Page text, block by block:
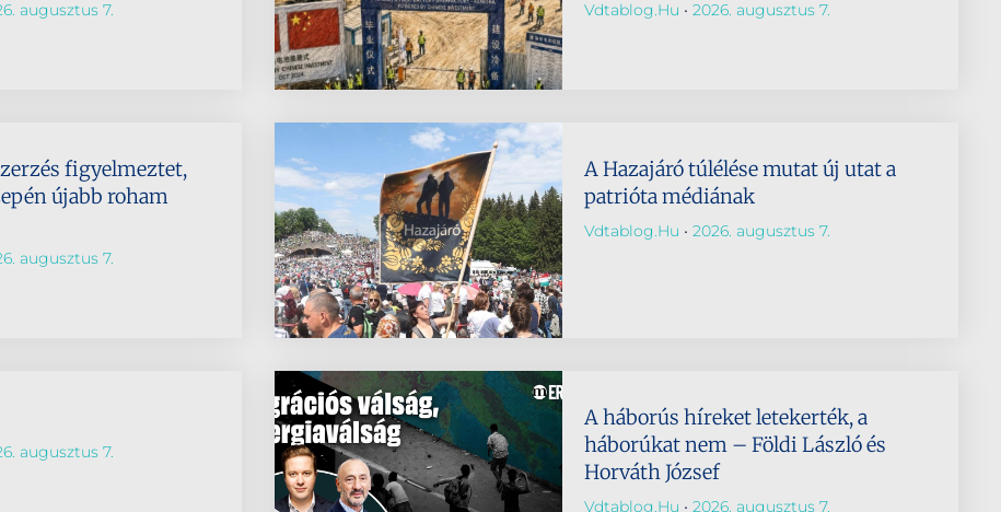
augusztus 7. Vdtablog.hu 2026. augusztus 7.
figyelmeztet,
újabb roham
augusztus 7.
A Hazajáró túlélése mutat új utat a
patrióta médiának
Vdtablog.hu 2026. augusztus 7.
augusztus 7.
A háborús híreket letekerték, a
háborúkat nem – Földi László és
Horváth József
Vdtablog.hu 2026. augusztus 7.